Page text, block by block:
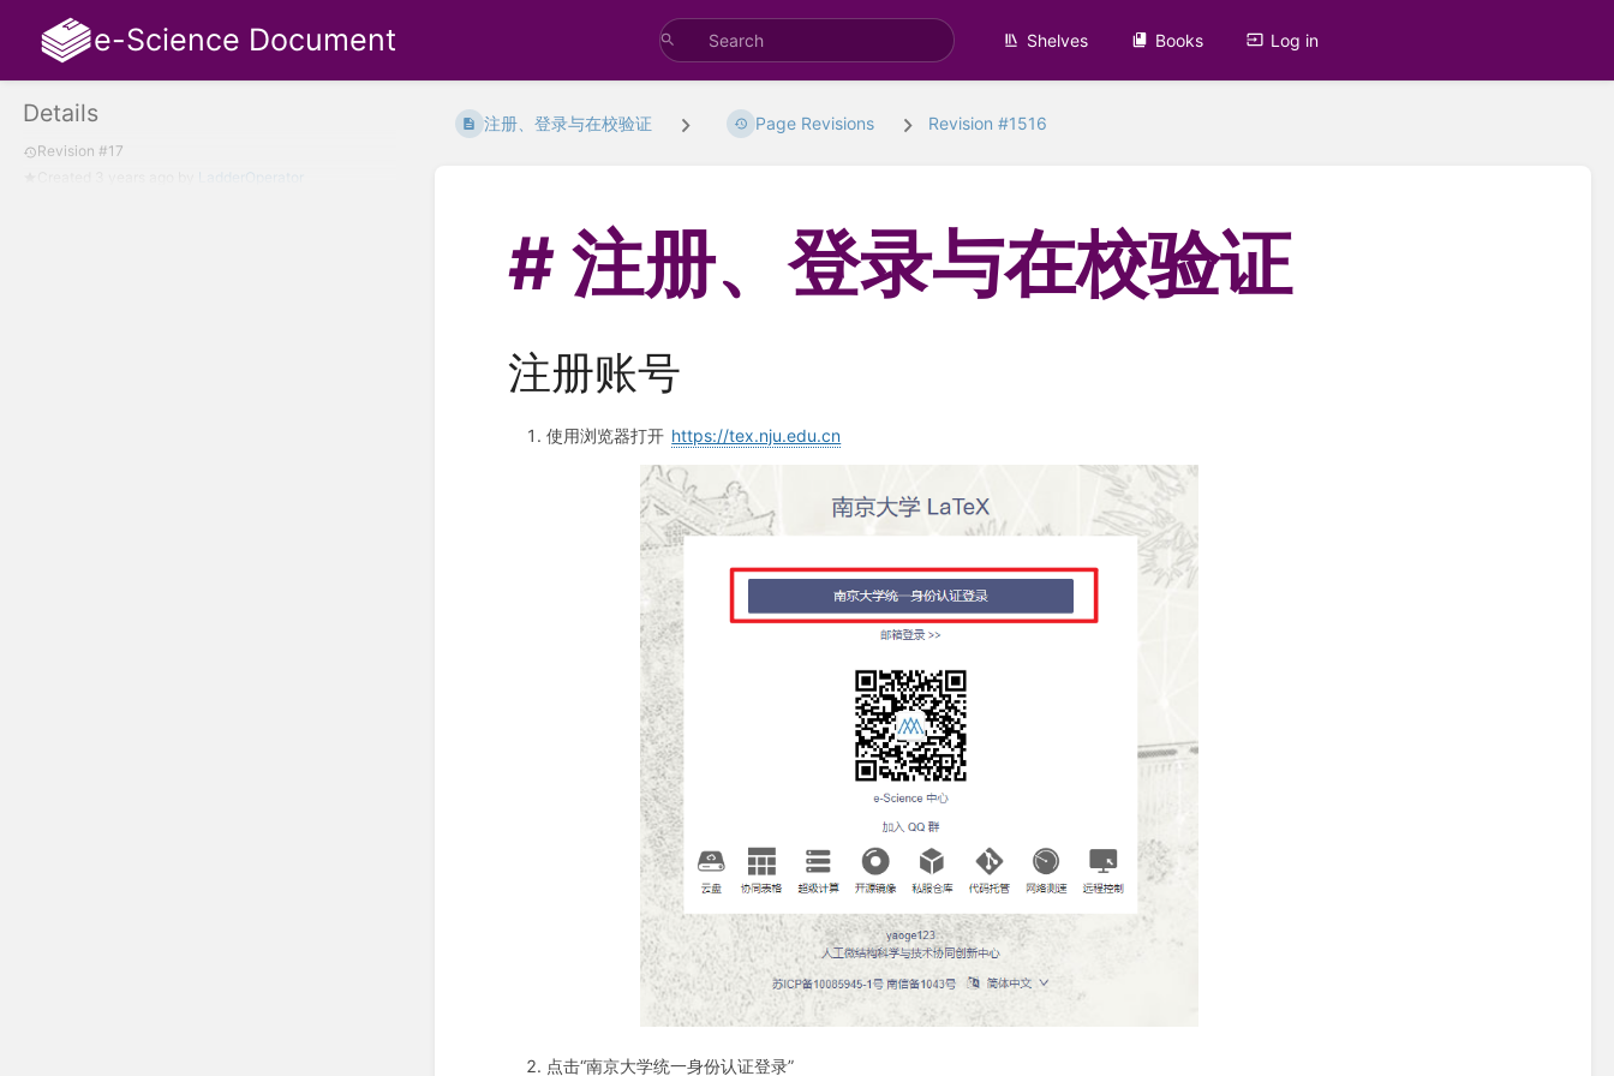
e-Science Document Shelves Books Log in
Details
Revision #17
LadderOperator
注册、登录与在校验证 Page Revisions Revision #1516
注册、登录与在校验证
注册账号
使用浏览器打开 https://tex.nju.edu.cn
点击“南京大学统一身份认证登录”